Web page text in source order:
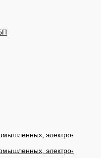
электро-
электро-